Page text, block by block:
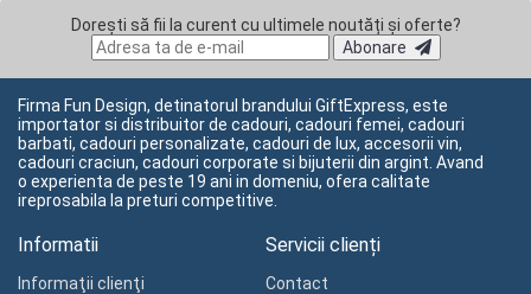
Dorești să fii la curent cu ultimele noutăți și oferte?
Abonare
Firma Fun Design, detinatorul brandului GiftExpress, este
importator si distribuitor de cadouri, cadouri femei, cadouri
barbati, cadouri personalizate, cadouri de lux, accesorii vin,
cadouri craciun, cadouri corporate si bijuterii din argint. Avand
o experienta de peste 19 ani in domeniu, ofera calitate
ireprosabila la preturi competitive.
Informatii
Informaţii clienţi
Servicii clienți
Contact